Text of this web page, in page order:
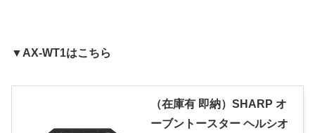
▼AX-WT1はこちら
（在庫有 即納）SHARP オ
ーブントースター ヘルシオ